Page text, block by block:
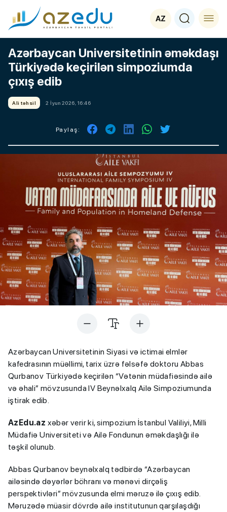
AZ
Azərbaycan Universitetinin əməkdaşı
Türkiyədə keçirilən simpoziumda
çıxış edib
Ali təhsil 2 İyun 2026, 16:46
Paylaş:
Azərbaycan Universitetinin Siyasi və ictimai elmlər
kafedrasının müəllimi, tarix üzrə fəlsəfə doktoru Abbas
Qurbanov Türkiyədə keçirilən “Vətənin müdafiəsində ailə
və əhali” mövzusunda IV Beynəlxalq Ailə Simpoziumunda
iştirak edib.
AzEdu.az xəbər verir ki, simpozium İstanbul Valiliyi, Milli
Müdafiə Universiteti və Ailə Fondunun əməkdaşlığı ilə
təşkil olunub.
Abbas Qurbanov beynəlxalq tədbirdə “Azərbaycan
ailəsində dəyərlər böhranı və mənəvi dirçəliş
perspektivləri” mövzusunda elmi məruzə ilə çıxış edib.
Məruzədə müasir dövrdə ailə institutunun qarşılaşdığı